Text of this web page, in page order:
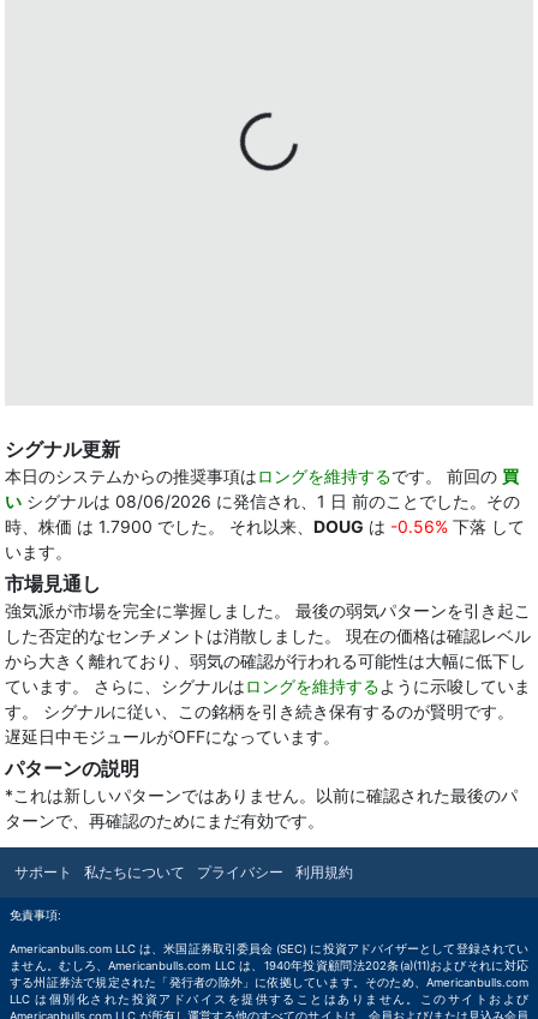
シグナル更新
本日のシステムからの推奨事項はロングを維持するです。 前回の 買
い シグナルは 08/06/2026 に発信され、1 日 前のことでした。その
時、株価 は 1.7900 でした。 それ以来、 DOUG は -0.56% 下落 して
います。
市場見通し
強気派が市場を完全に掌握しました。 最後の弱気パターンを引き起こ
した否定的なセンチメントは消散しました。 現在の価格は確認レベル
から大きく離れており、弱気の確認が行われる可能性は大幅に低下し
ています。 さらに、シグナルはロングを維持するように示唆していま
す。 シグナルに従い、この銘柄を引き続き保有するのが賢明です。
遅延日中モジュールがOFFになっています。
パターンの説明
*これは新しいパターンではありません。以前に確認された最後のパ
ターンで、再確認のためにまだ有効です。
サポート 私たちについて プライバシー 利用規約
免責事項:
Americanbulls.com LLC は、米国証券取引委員会 (SEC) に投資アドバイザーとして登録されてい
ません。むしろ、Americanbulls.com LLC は、1940年投資顧問法202条(a)(11)およびそれに対応
する州証券法で規定された「発行者の除外」に依拠しています。そのため、Americanbulls.com
LLC は個別化された投資アドバイスを提供することはありません。このサイトおよび
Americanbulls.com LLC が所有し運営する他のすべてのサイトは、会員および/または見込み会員